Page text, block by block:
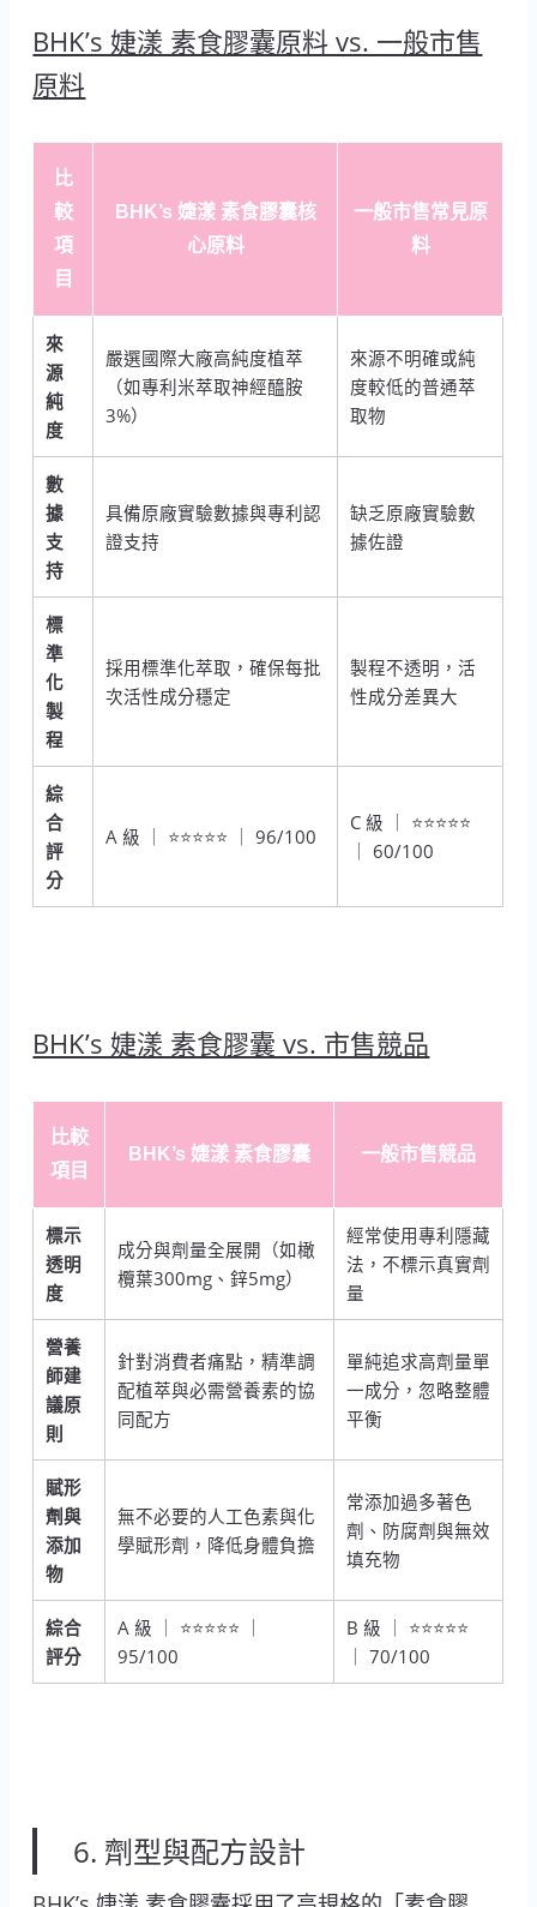
BHK’s 婕漾 素食膠囊原料 vs. 一般市售
原料
比
較
項
目
BHK’s 婕漾 素食膠囊核
心原料
一般市售常見原
料
來
源
純
度
嚴選國際大廠高純度植萃
（如專利米萃取神經醯胺
3%）
來源不明確或純
度較低的普通萃
取物
數
據
支
持
具備原廠實驗數據與專利認
證支持
缺乏原廠實驗數
據佐證
標
準
化
製
程
採用標準化萃取，確保每批
次活性成分穩定
製程不透明，活
性成分差異大
綜
合
評
分
A 級 ｜ ⭐⭐⭐⭐⭐ ｜ 96/100
C 級 ｜ ⭐⭐⭐⭐⭐
｜ 60/100
BHK’s 婕漾 素食膠囊 vs. 市售競品
比較
項目
BHK’s 婕漾 素食膠囊 一般市售競品
標示
透明
度
成分與劑量全展開（如橄
欖葉300mg、鋅5mg）
經常使用專利隱藏
法，不標示真實劑
量
營養
師建
議原
則
針對消費者痛點，精準調
配植萃與必需營養素的協
同配方
單純追求高劑量單
一成分，忽略整體
平衡
賦形
劑與
添加
物
無不必要的人工色素與化
學賦形劑，降低身體負擔
常添加過多著色
劑、防腐劑與無效
填充物
綜合
評分
A 級 ｜ ⭐⭐⭐⭐⭐ ｜
95/100
B 級 ｜ ⭐⭐⭐⭐⭐
｜ 70/100
6. 劑型與配方設計